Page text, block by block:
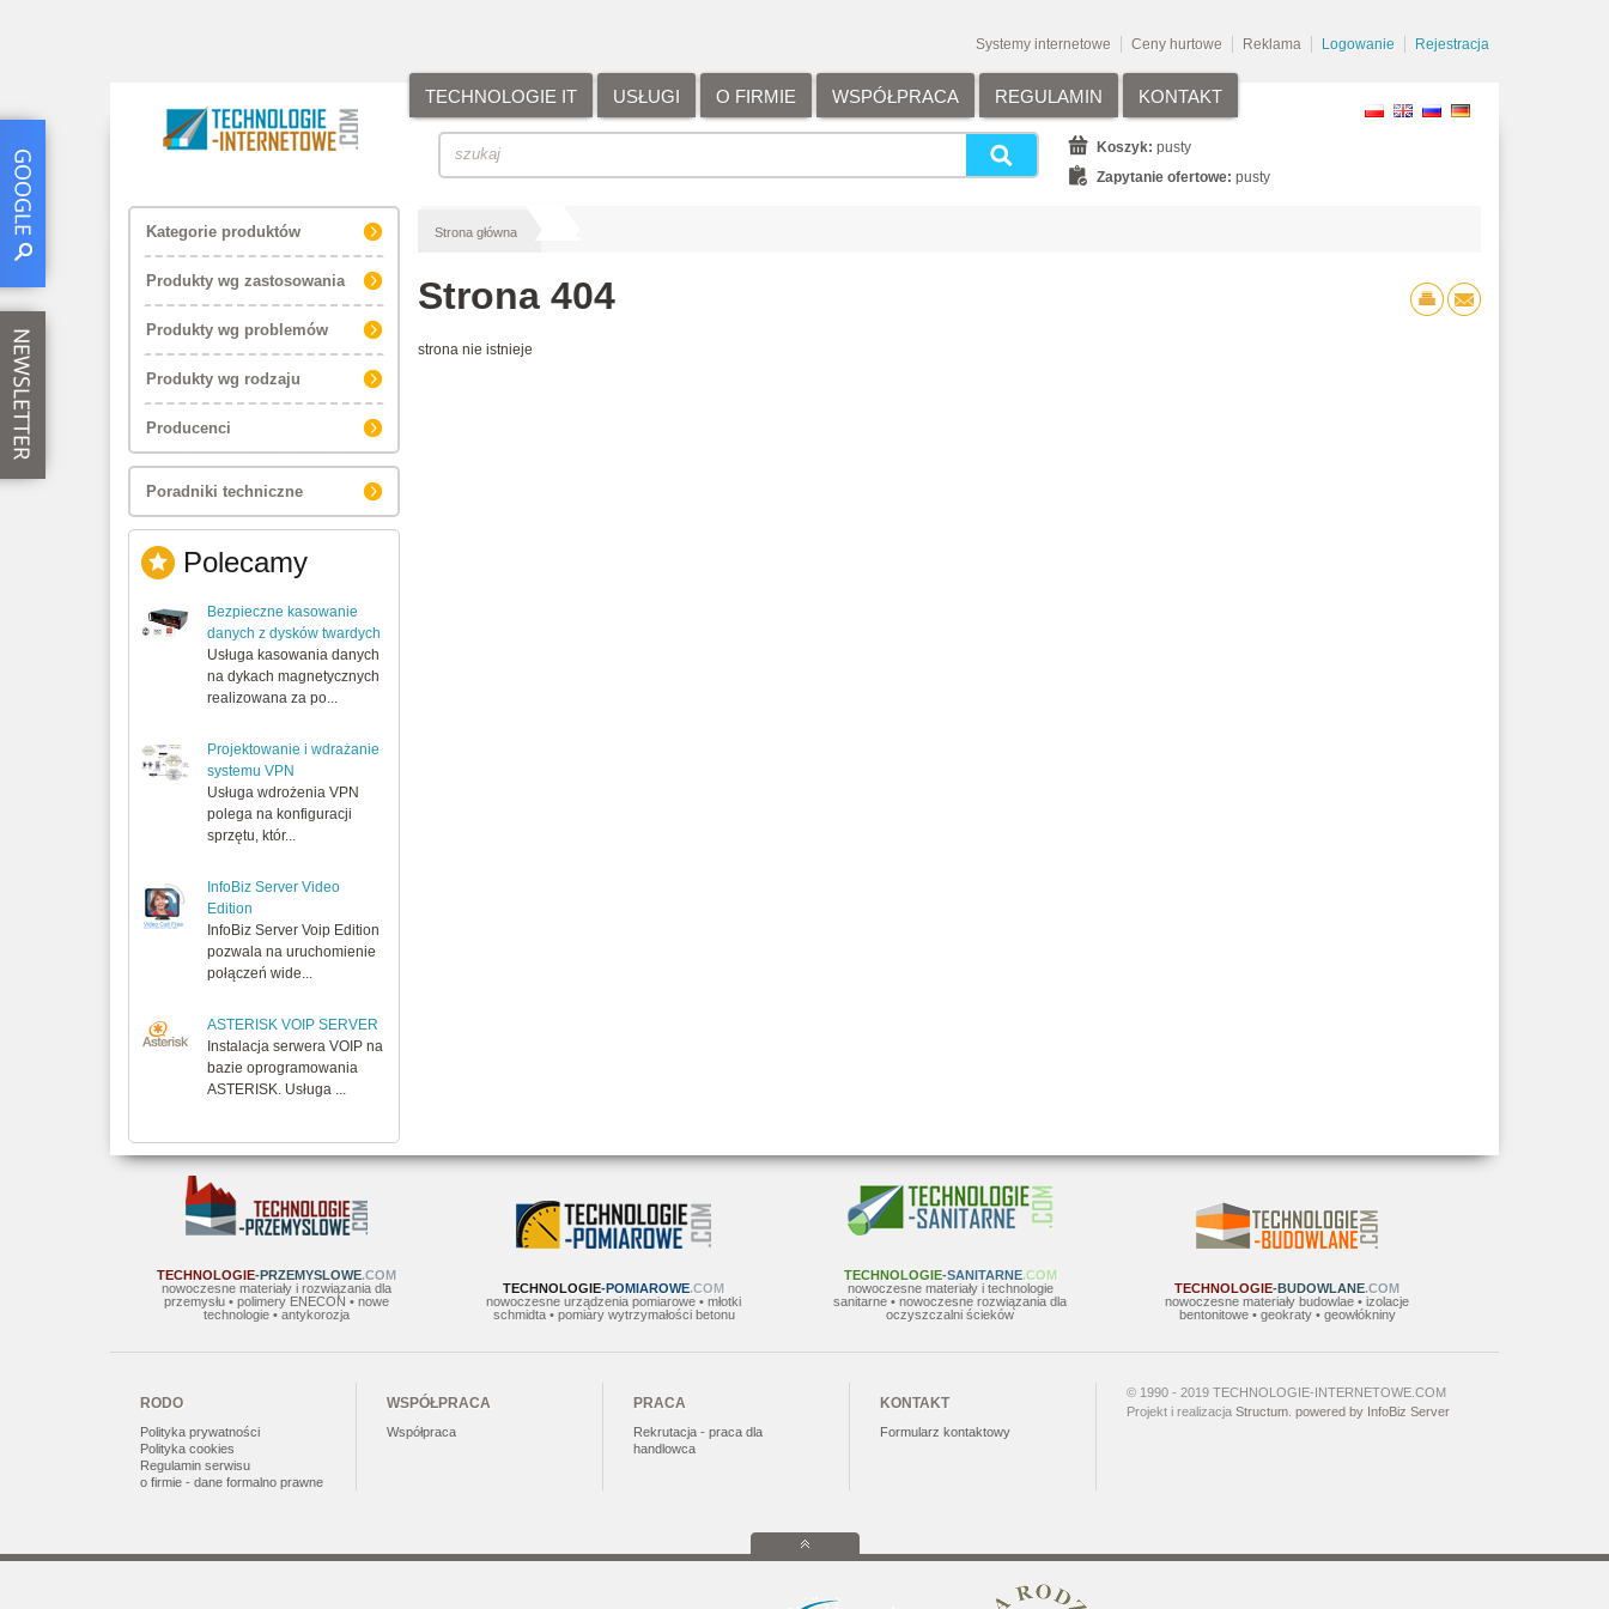
Systemy internetowe Ceny hurtowe Reklama Logowanie Rejestracja
TECHNOLOGIE IT USŁUGI O FIRMIE WSPÓŁPRACA REGULAMIN KONTAKT
Koszyk: pusty
Zapytanie ofertowe: pusty
Kategorie produktów
Produkty wg zastosowania
Produkty wg problemów
Produkty wg rodzaju
Producenci
Poradniki techniczne
Polecamy
Bezpieczne kasowanie
danych z dysków twardych
Usługa kasowania danych
na dykach magnetycznych
realizowana za po...
Projektowanie i wdrażanie
systemu VPN
Usługa wdrożenia VPN
polega na konfiguracji
sprzętu, któr...
InfoBiz Server Video
Edition
InfoBiz Server Voip Edition
pozwala na uruchomienie
połączeń wide...
ASTERISK VOIP SERVER
Instalacja serwera VOIP na
bazie oprogramowania
ASTERISK. Usługa ...
Strona główna
Strona 404
strona nie istnieje
TECHNOLOGIE-PRZEMYSLOWE.COM
nowoczesne materiały i rozwiązania dla
przemysłu • polimery ENECON • nowe
technologie • antykorozja
TECHNOLOGIE-POMIAROWE.COM
nowoczesne urządzenia pomiarowe • młotki
schmidta • pomiary wytrzymałości betonu
TECHNOLOGIE-SANITARNE.COM
nowoczesne materiały i technologie
sanitarne • nowoczesne rozwiązania dla
oczyszczalni ścieków
TECHNOLOGIE-BUDOWLANE.COM
nowoczesne materiały budowlae • izolacje
bentonitowe • geokraty • geowłókniny
RODO
Polityka prywatności
Polityka cookies
Regulamin serwisu
o firmie - dane formalno prawne
WSPÓŁPRACA
Współpraca
PRACA
Rekrutacja - praca dla
handlowca
KONTAKT
Formularz kontaktowy
© 1990 - 2019 TECHNOLOGIE-INTERNETOWE.COM
Projekt i realizacja Structum powered by InfoBiz Server